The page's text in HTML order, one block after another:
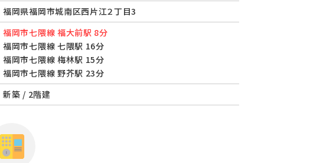
福岡県福岡市城南区西片江２丁目3
福岡市七隈線 福大前駅 8分
福岡市七隈線 七隈駅 16分
福岡市七隈線 梅林駅 15分
福岡市七隈線 野芥駅 23分
新築 / 2階建